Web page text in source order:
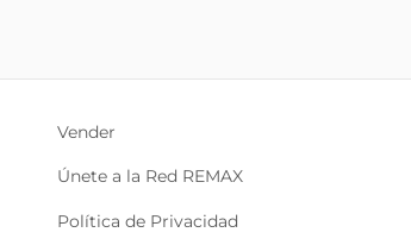
Vender
Únete a la Red REMAX
Política de Privacidad